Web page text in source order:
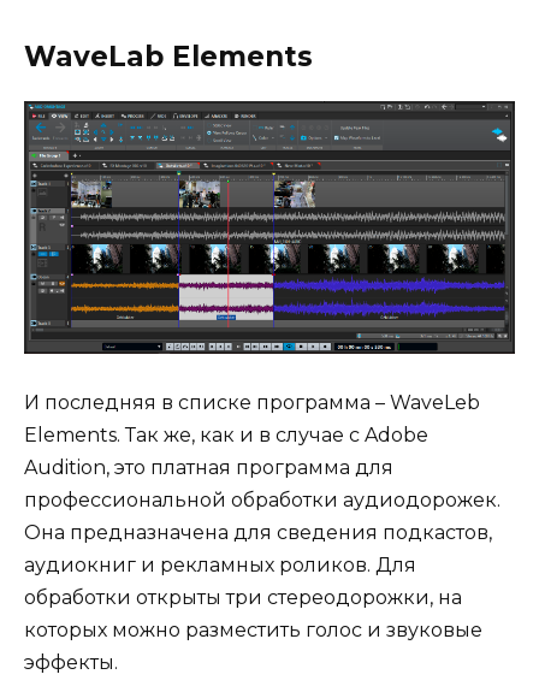
WaveLab Elements
И последняя в списке программа – WaveLeb
Elements. Так же, как и в случае с Adobe
Audition, это платная программа для
профессиональной обработки аудиодорожек.
Она предназначена для сведения подкастов,
аудиокниг и рекламных роликов. Для
обработки открыты три стереодорожки, на
которых можно разместить голос и звуковые
эффекты.